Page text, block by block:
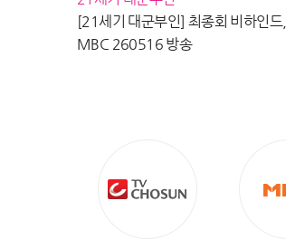
[21세기 대군부인] 최종회 비하인드,
MBC 260516 방송